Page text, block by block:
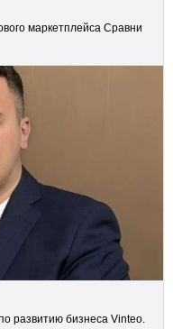
маркетплейса Сравни
развитию бизнеса Vinteo.